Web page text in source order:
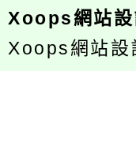
Xoops網站
Xoops網站設